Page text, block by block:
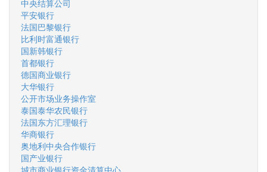
中央结算公司
平安银行
法国巴黎银行
比利时富通银行
国新韩银行
首都银行
德国商业银行
大华银行
公开市场业务操作室
泰国泰华农民银行
法国东方汇理银行
华商银行
奥地利中央合作银行
国产业银行
城市商业银行资金清算中心